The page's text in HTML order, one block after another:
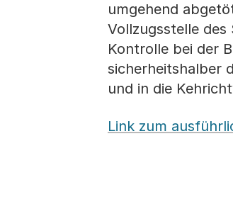
umgehend
Vollzugsstelle
Kontrolle bei der
sicherheitshalber
und in die
Link zum